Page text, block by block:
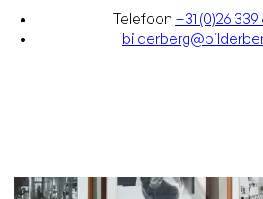
Telefoon +31 (0)26 339